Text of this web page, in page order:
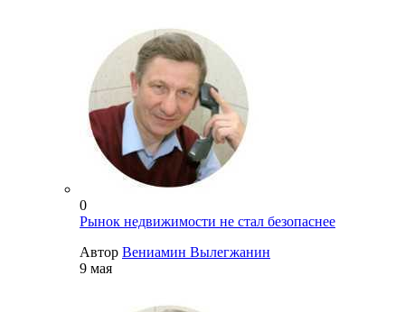
0
Рынок недвижимости не стал безопаснее
Автор Вениамин Вылегжанин
9 мая